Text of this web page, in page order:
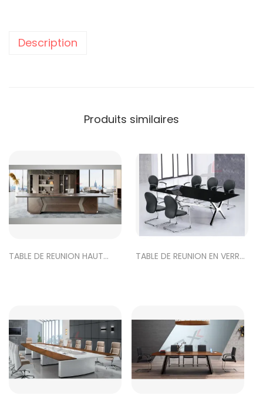
Description
Produits similaires
TABLE DE REUNION HAUT
TABLE DE REUNION EN VERRE